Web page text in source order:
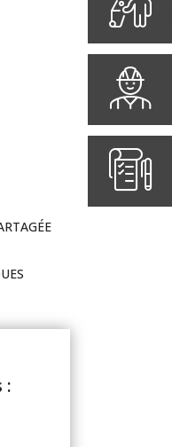
: